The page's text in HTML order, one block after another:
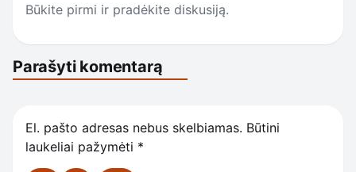
Būkite pirmi ir pradėkite diskusiją.
Parašyti komentarą
El. pašto adresas nebus skelbiamas. Būtini
laukeliai pažymėti *